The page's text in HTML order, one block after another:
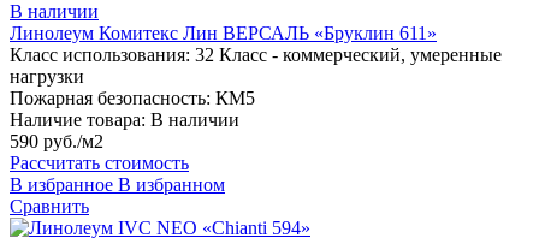
В наличии
Линолеум Комитекс Лин ВЕРСАЛЬ «Бруклин 611»
Класс использования: 32 Класс - коммерческий, умеренные
нагрузки
Пожарная безопасность: КМ5
Наличие товара: В наличии
590 руб./м2
Рассчитать стоимость
В избранное В избранном
Сравнить